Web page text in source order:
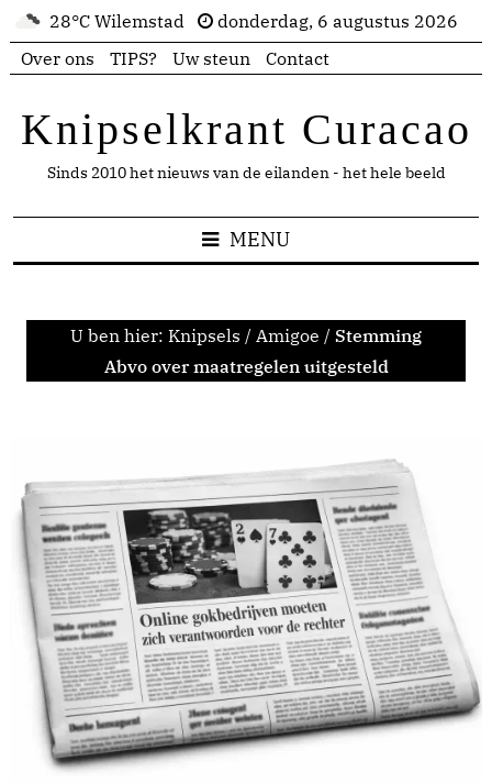
28°C Wilemstad
donderdag, 6 augustus 2026
Over ons
TIPS? Uw steun Contact
Knipselkrant Curacao
Sinds 2010 het nieuws van de eilanden - het hele beeld
MENU
U ben hier: Knipsels / Amigoe / Stemming
Abvo over maatregelen uitgesteld